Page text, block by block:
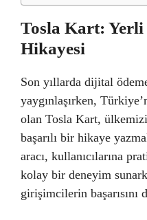
Tosla Kart: Yerli
Hikayesi
Son yıllarda dijital
yaygınlaşırken,
olan Tosla Kart,
başarılı bir hikaye
aracı, kullanıcılarına
kolay bir deneyim
girişimcilerin başarısını